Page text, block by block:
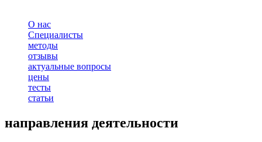
О нас
Специалисты
методы
отзывы
актуальные вопросы
цены
тесты
статьи
направления деятельности